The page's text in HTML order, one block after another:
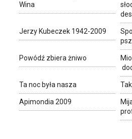
Wina
Jerzy Kubeczek 1942-2009
Powódź zbiera żniwo
Ta noc była nasza
Apimondia 2009